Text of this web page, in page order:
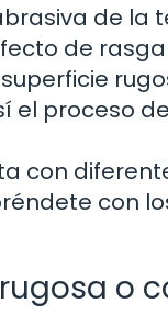
de la
de
el proceso
con
con
o